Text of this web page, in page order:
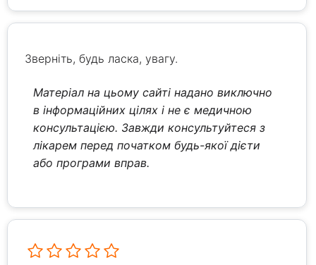
Зверніть, будь ласка, увагу.
Матеріал на цьому сайті надано виключно
в інформаційних цілях і не є медичною
консультацією. Завжди консультуйтеся з
лікарем перед початком будь-якої дієти
або програми вправ.